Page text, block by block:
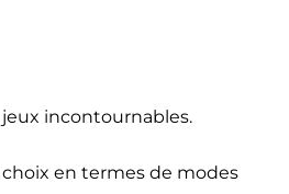
incontournables.
en termes de modes